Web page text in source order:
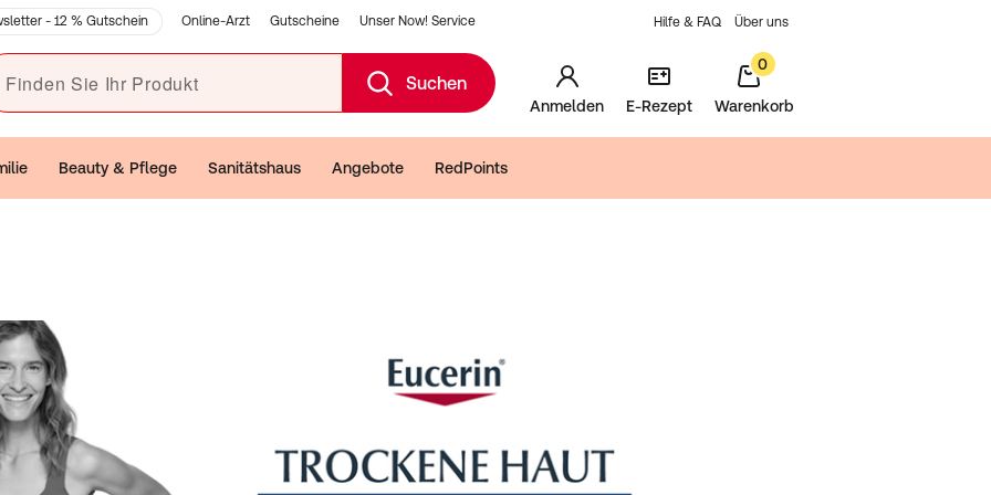
- 12 % Gutschein Online-Arzt Gutscheine Unser Now! Service Hilfe & FAQ Über uns
Sie Ihr Produkt
Suchen
Anmelden E-Rezept
0
Warenkorb
Beauty & Pflege Sanitätshaus Angebote RedPoints